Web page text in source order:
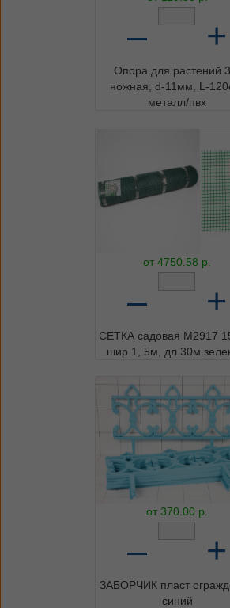
– +
Опора для растений
ножная, d-11мм, L-
металл/пвх
от 4750.58 р.
– +
СЕТКА садовая М2917
шир 1, 5м, дл 30м
от 370.00 р.
– +
ЗАБОРЧИК пласт
синий